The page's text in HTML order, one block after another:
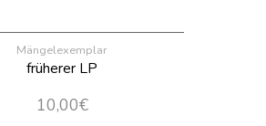
Mängelexemplar
früherer LP
10,00€